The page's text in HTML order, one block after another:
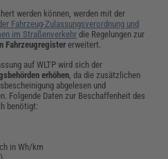
werden können, werden mit der
Fahrzeug-Zulassungsverordnung und
im Straßenverkehr die Regelungen zur
Fahrzeugregister erweitert.
auf WLTP wird sich der
erhöhen, da die zusätzlichen
abgelesen und
Folgende Daten zur Beschaffenheit des
benötigt:
in Wh/km